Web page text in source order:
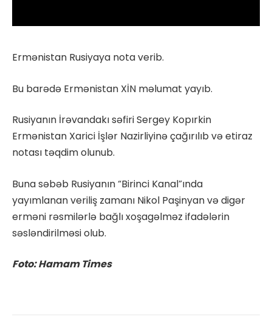
Ermənistan Rusiyaya nota verib.
Bu barədə Ermənistan XİN məlumat yayıb.
Rusiyanın İrəvandakı səfiri Sergey Kopırkin
Ermənistan Xarici İşlər Nazirliyinə çağırılıb və etiraz
notası təqdim olunub.
Buna səbəb Rusiyanın “Birinci Kanal”ında
yayımlanan veriliş zamanı Nikol Paşinyan və digər
erməni rəsmilərlə bağlı xoşagəlməz ifadələrin
səsləndirilməsi olub.
Foto: Hamam Times